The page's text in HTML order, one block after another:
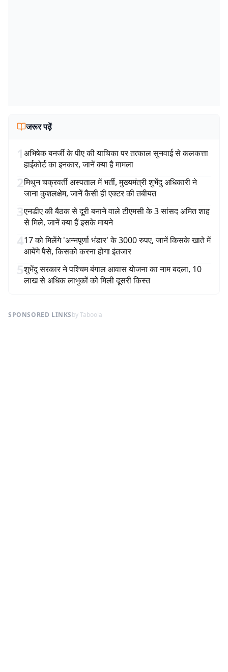
जरूर पढ़ें
1अभिषेक बनर्जी के पीए की याचिका पर तत्काल सुनवाई से कलकत्ता
हाईकोर्ट का इनकार, जानें क्या है मामला
2मिथुन चक्रवर्ती अस्पताल में भर्ती, मुख्यमंत्री शुभेंदु अधिकारी ने
जाना कुशलक्षेम, जानें कैसी ही एक्टर की तबीयत
3एनडीए की बैठक से दूरी बनाने वाले टीएमसी के 3 सांसद अमित शाह
से मिले, जानें क्या हैं इसके मायने
417 को मिलेंगे 'अन्नपूर्णा भंडार' के 3000 रुपए, जानें किसके खाते में
आयेंगे पैसे, किसको करना होगा इंतजार
5शुभेंदु सरकार ने पश्चिम बंगाल आवास योजना का नाम बदला, 10
लाख से अधिक लाभुकों को मिली दूसरी किस्त
SPONSORED LINKSby Taboola